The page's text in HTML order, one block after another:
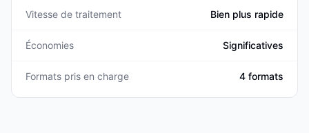
Vitesse de traitement Bien plus rapide
Économies Significatives
Formats pris en charge 4 formats